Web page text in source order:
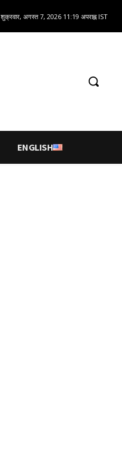
शुक्रवार, अगस्त 7, 2026 11:19 अपराह्न IST
ENGLISH